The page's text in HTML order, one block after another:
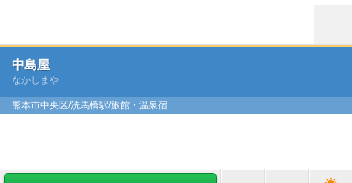
中島屋
なかしまや
熊本市中央区/洗馬橋駅/旅館・温泉宿